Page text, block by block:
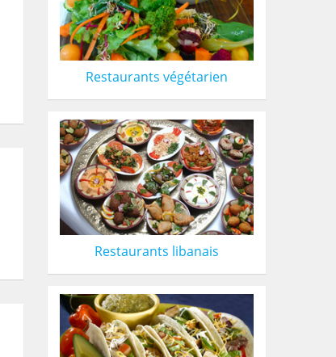
Restaurants végétarien
Restaurants libanais